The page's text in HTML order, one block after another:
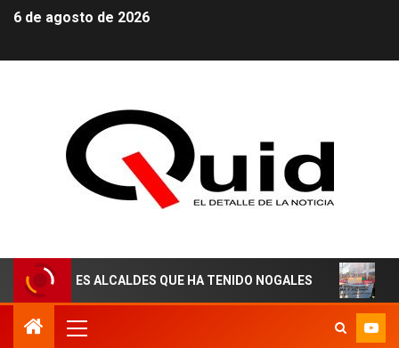
6 de agosto de 2026
ALCALDES QUE HA TENIDO NOGALES ¡AGUAS